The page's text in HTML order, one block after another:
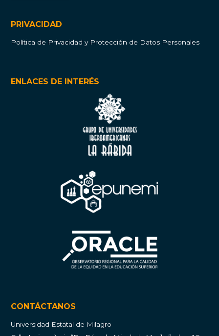
PRIVACIDAD
Política de Privacidad y Protección de Datos Personales
ENLACES DE INTERÉS
CONTÁCTANOS
Universidad Estatal de Milagro